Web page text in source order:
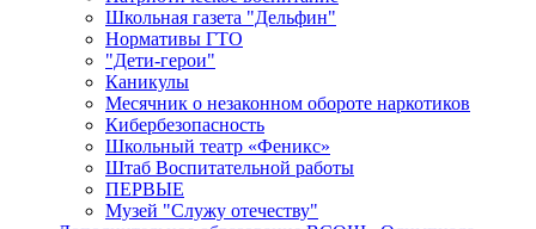
Школьная газета "Дельфин"
Нормативы ГТО
"Дети-герои"
Каникулы
Месячник о незаконном обороте наркотиков
Кибербезопасность
Школьный театр «Феникс»
Штаб Воспитательной работы
ПЕРВЫЕ
Музей "Служу отечеству"